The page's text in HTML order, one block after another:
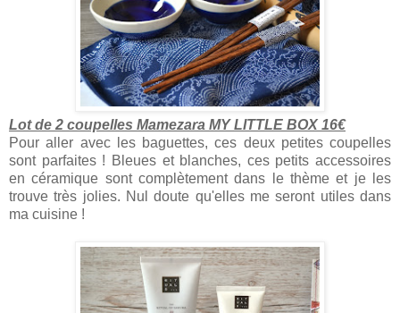
Lot de 2 coupelles Mamezara MY LITTLE BOX 16€
Pour aller avec les baguettes, ces deux petites coupelles
sont parfaites ! Bleues et blanches, ces petits accessoires
en céramique sont complètement dans le thème et je les
trouve très jolies. Nul doute qu'elles me seront utiles dans
ma cuisine !